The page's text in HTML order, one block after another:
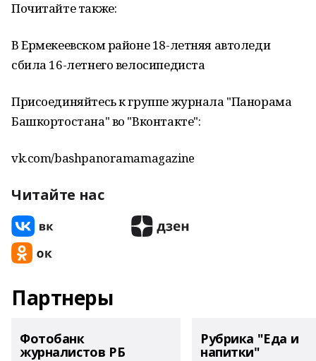
Почитайте также:
В Ермекеевском районе 18-летняя автоледи
сбила 16-летнего велосипедиста
Присоединяйтесь к группе журнала "Панорама
Башкортостана" во "Вконтакте":
vk.com/bashpanoramamagazine
Читайте нас
Партнеры
Фотобанк
журналистов РБ
Рубрика "Еда и
напитки"